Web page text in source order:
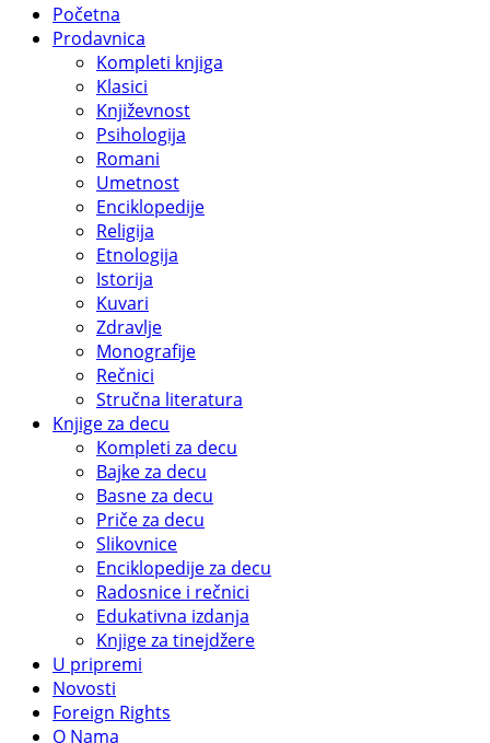
Početna
Prodavnica
Kompleti knjiga
Klasici
Književnost
Psihologija
Romani
Umetnost
Enciklopedije
Religija
Etnologija
Istorija
Kuvari
Zdravlje
Monografije
Rečnici
Stručna literatura
Knjige za decu
Kompleti za decu
Bajke za decu
Basne za decu
Priče za decu
Slikovnice
Enciklopedije za decu
Radosnice i rečnici
Edukativna izdanja
Knjige za tinejdžere
U pripremi
Novosti
Foreign Rights
O Nama